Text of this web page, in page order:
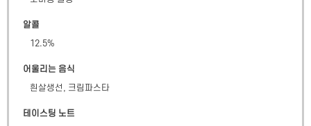
알콜
12.5%
어울리는 음식
흰살생선, 크림파스타
테이스팅 노트